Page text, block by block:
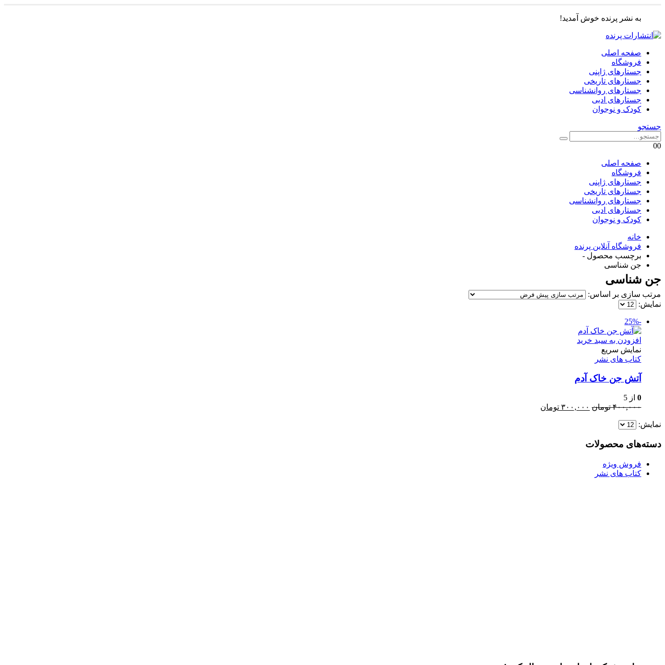
به نشر پرنده خوش آمدید!
صفحه اصلی
فروشگاه
جستارهای ژاپنی
جستارهای تاریخی
جستارهای روانشناسی
جستارهای ادبی
کودک و نوجوان
جستجو
00
صفحه اصلی
فروشگاه
جستارهای ژاپنی
جستارهای تاریخی
جستارهای روانشناسی
جستارهای ادبی
کودک و نوجوان
خانه
فروشگاه آنلاین پرنده
برچسب محصول -
جن شناسی
جن شناسی
مرتب سازی بر اساس:
نمایش:
-25%
افزودن به سبد خرید
نمایش سریع
کتاب های نشر
آتش جن خاک آدم
0 از 5
۴۰۰,۰۰۰ تومان قیمت
۳۰۰,۰۰۰ تومان
نمایش:
دسته‌های محصولات
فروش ویژه
کتاب های نشر